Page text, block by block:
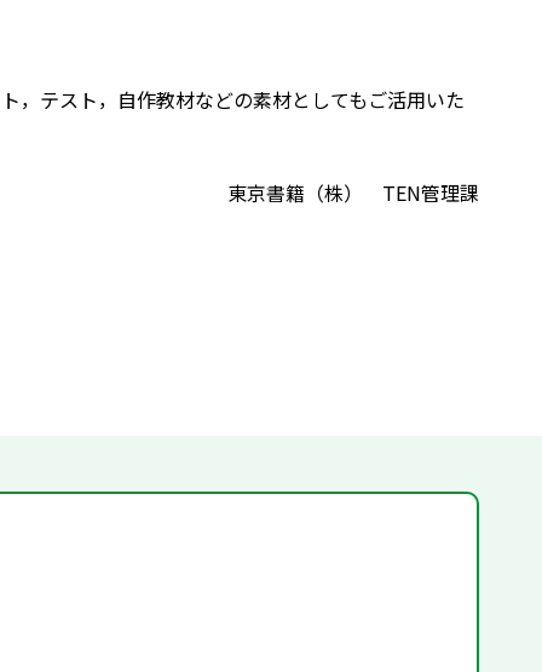
，テスト，自作教材などの素材としてもご活用いた
東京書籍（株） TEN管理課